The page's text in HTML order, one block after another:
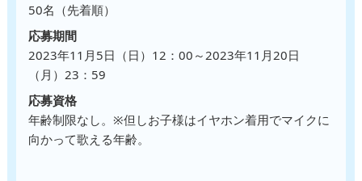
50名（先着順）
応募期間
2023年11月5日（日）12：00～2023年11月20日
（月）23：59
応募資格
年齢制限なし。 ※但しお子様はイヤホン着用でマイクに
向かって歌える年齢。